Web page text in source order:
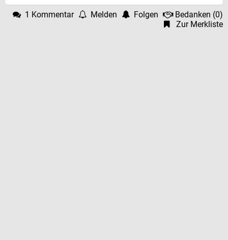
1 Kommentar Melden Folgen Bedanken (0)
Zur Merkliste